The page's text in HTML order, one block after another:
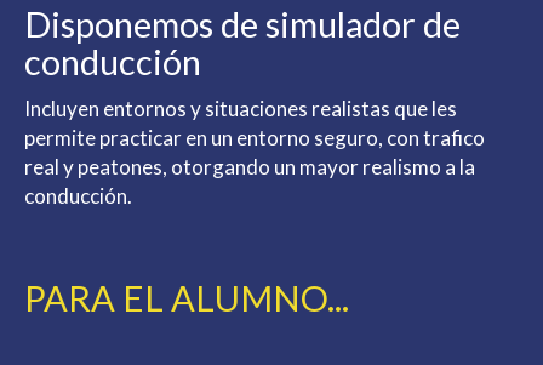
Disponemos de simulador de
conducción
Incluyen entornos y situaciones realistas que les
permite practicar en un entorno seguro, con trafico
real y peatones, otorgando un mayor realismo a la
conducción.
PARA EL ALUMNO...